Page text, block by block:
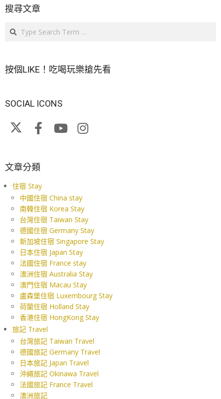
搜尋文章
Search
按個LIKE！吃喝玩樂搶先看
SOCIAL ICONS
文章分類
住宿 Stay
中國住宿 China stay
南韓住宿 Korea Stay
台灣住宿 Taiwan Stay
德國住宿 Germany Stay
新加坡住宿 Singapore Stay
日本住宿 Japan Stay
法國住宿 France stay
澳洲住宿 Australia Stay
澳門住宿 Macau Stay
盧森堡住宿 Luxembourg Stay
荷蘭住宿 Holland Stay
香港住宿 HongKong Stay
旅記 Travel
台灣旅記 Taiwan Travel
德國旅記 Germany Travel
日本旅記 Japan Travel
沖繩旅記 Okinawa Travel
法國旅記 France Travel
澳洲旅記